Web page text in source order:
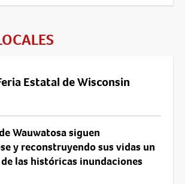
Estatal de Wisconsin
Wauwatosa siguen
y reconstruyendo sus vidas un
las históricas inundaciones